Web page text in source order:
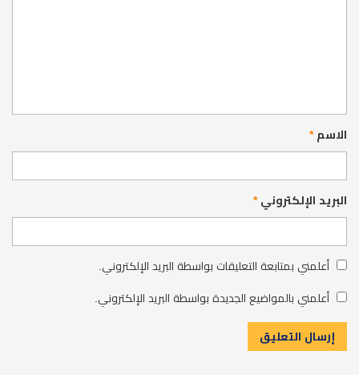
الاسم*
البريد الإلكتروني*
أعلمني بمتابعة التعليقات بواسطة البريد الإلكتروني.
أعلمني بالمواضيع الجديدة بواسطة البريد الإلكتروني.